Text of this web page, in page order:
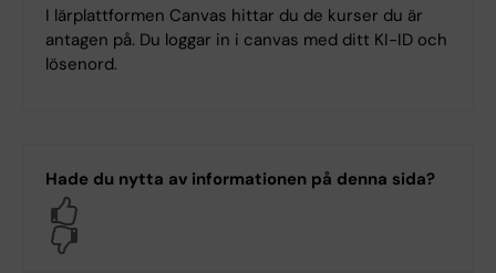
I lärplattformen Canvas hittar du de kurser du är
antagen på. Du loggar in i canvas med ditt KI-ID och
lösenord.
Hade du nytta av informationen på denna sida?